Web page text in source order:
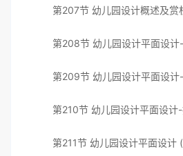
第207节 幼儿园设计概述及赏
第208节 幼儿园设计平面设计
第209节 幼儿园设计平面设计
第210节 幼儿园设计平面设计
第211节 幼儿园设计平面设计